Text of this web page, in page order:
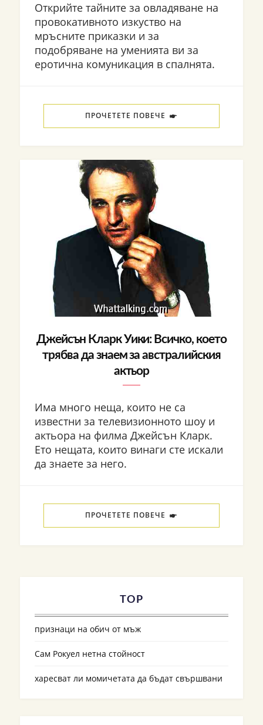
Открийте тайните за овладяване на
провокативното изкуство на
мръсните приказки и за
подобряване на уменията ви за
еротична комуникация в спалнята.
ПРОЧЕТЕТЕ ПОВЕЧЕ
Джейсън Кларк Уики: Всичко, което
трябва да знаем за австралийския
актьор
Има много неща, които не са
известни за телевизионното шоу и
актьора на филма Джейсън Кларк.
Ето нещата, които винаги сте искали
да знаете за него.
ПРОЧЕТЕТЕ ПОВЕЧЕ
TOP
признаци на обич от мъж
Сам Рокуел нетна стойност
харесват ли момичетата да бъдат свършвани